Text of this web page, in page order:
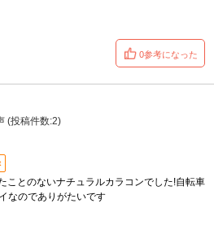
0参考になった
(投稿件数:2)
ことのないナチュラルカラコンでした!自転車
なのでありがたいです